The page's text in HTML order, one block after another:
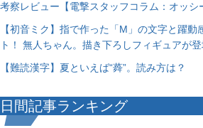
考察レビュー【電撃スタッフコラム：オッシ
【初音ミク】指で作った「M」の文字と躍
ト！ 無人ちゃん。描き下ろしフィギュアが
【難読漢字】夏といえば“蕣”。読み方は？
日間記事ランキング